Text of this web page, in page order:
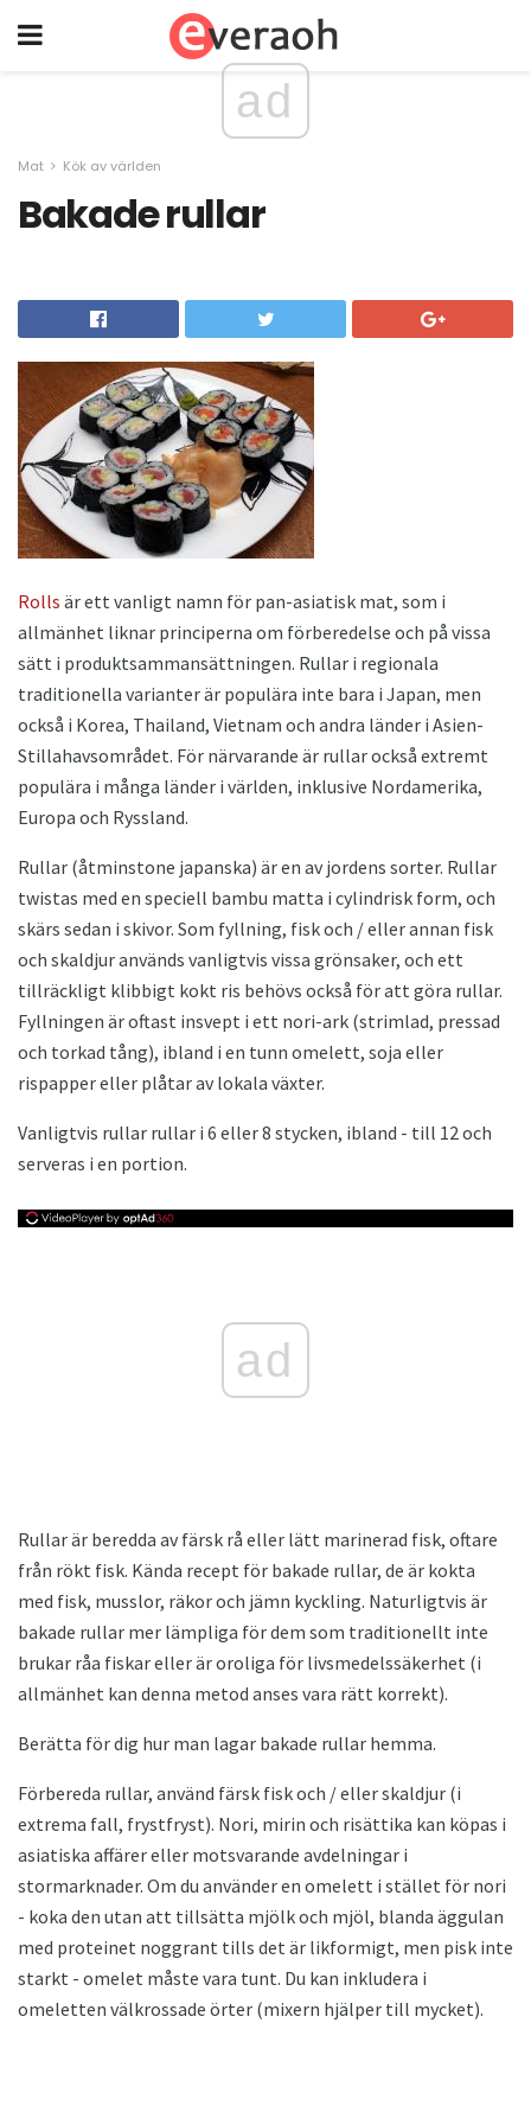
ad
Mat Kök av världen
Bakade rullar
Rolls är ett vanligt namn för pan-asiatisk mat, som i
allmänhet liknar principerna om förberedelse och på vissa
sätt i produktsammansättningen. Rullar i regionala
traditionella varianter är populära inte bara i Japan, men
också i Korea, Thailand, Vietnam och andra länder i Asien-
Stillahavsområdet. För närvarande är rullar också extremt
populära i många länder i världen, inklusive Nordamerika,
Europa och Ryssland.
Rullar (åtminstone japanska) är en av jordens sorter. Rullar
twistas med en speciell bambu matta i cylindrisk form, och
skärs sedan i skivor. Som fyllning, fisk och / eller annan fisk
och skaldjur används vanligtvis vissa grönsaker, och ett
tillräckligt klibbigt kokt ris behövs också för att göra rullar.
Fyllningen är oftast insvept i ett nori-ark (strimlad, pressad
och torkad tång), ibland i en tunn omelett, soja eller
rispapper eller plåtar av lokala växter.
Vanligtvis rullar rullar i 6 eller 8 stycken, ibland - till 12 och
serveras i en portion.
ad
Rullar är beredda av färsk rå eller lätt marinerad fisk, oftare
från rökt fisk. Kända recept för bakade rullar, de är kokta
med fisk, musslor, räkor och jämn kyckling. Naturligtvis är
bakade rullar mer lämpliga för dem som traditionellt inte
brukar råa fiskar eller är oroliga för livsmedelssäkerhet (i
allmänhet kan denna metod anses vara rätt korrekt).
Berätta för dig hur man lagar bakade rullar hemma.
Förbereda rullar, använd färsk fisk och / eller skaldjur (i
extrema fall, frystfryst). Nori, mirin och risättika kan köpas i
asiatiska affärer eller motsvarande avdelningar i
stormarknader. Om du använder en omelett i stället för nori
- koka den utan att tillsätta mjölk och mjöl, blanda äggulan
med proteinet noggrant tills det är likformigt, men pisk inte
starkt - omelet måste vara tunt. Du kan inkludera i
omeletten välkrossade örter (mixern hjälper till mycket).